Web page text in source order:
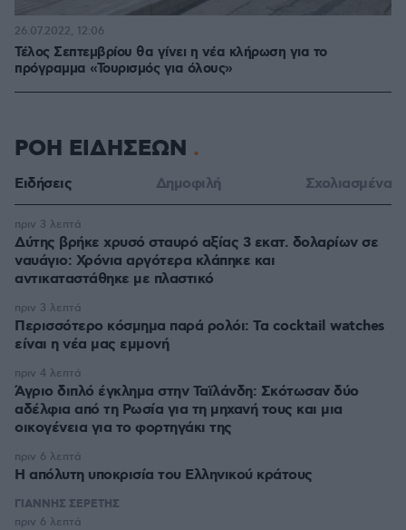
Τέλος Σεπτεμβρίου θα γίνει η νέα κλήρωση για το
πρόγραμμα «Τουρισμός για όλους»
26.07.2022, 12:06
ΡΟΗ ΕΙΔΗΣΕΩΝ
Ειδήσεις Δημοφιλή Σχολιασμένα
Δύτης βρήκε χρυσό σταυρό αξίας 3 εκατ. δολαρίων σε
ναυάγιο: Χρόνια αργότερα κλάπηκε και
αντικαταστάθηκε με πλαστικό
πριν 3 λεπτά
Περισσότερο κόσμημα παρά ρολόι: Τα cocktail watches
είναι η νέα μας εμμονή
πριν 3 λεπτά
Άγριο διπλό έγκλημα στην Ταϊλάνδη: Σκότωσαν δύο
αδέλφια από τη Ρωσία για τη μηχανή τους και μια
οικογένεια για το φορτηγάκι της
πριν 4 λεπτά
Η απόλυτη υποκρισία του Ελληνικού κράτους
πριν 6 λεπτά
ΓΙΑΝΝΗΣ ΣΕΡΕΤΗΣ
πριν 6 λεπτά